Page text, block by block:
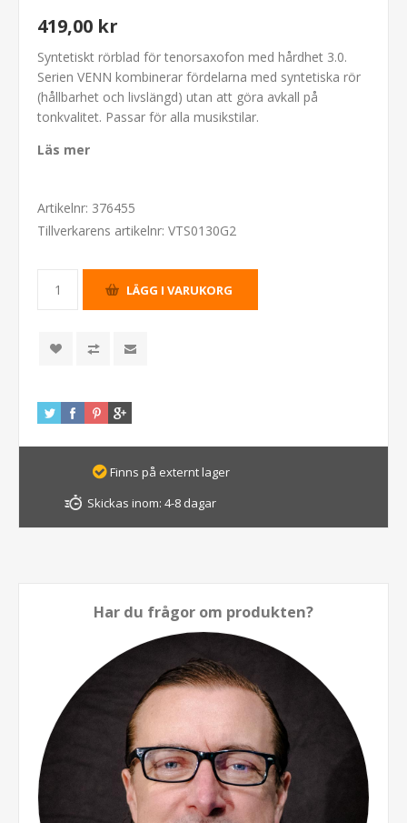
419,00 kr
Syntetiskt rörblad för tenorsaxofon med hårdhet 3.0.
Serien VENN kombinerar fördelarna med syntetiska rör
(hållbarhet och livslängd) utan att göra avkall på
tonkvalitet. Passar för alla musikstilar.
Läs mer
Artikelnr: 376455
Tillverkarens artikelnr: VTS0130G2
Finns på externt lager
Skickas inom: 4-8 dagar
Har du frågor om produkten?